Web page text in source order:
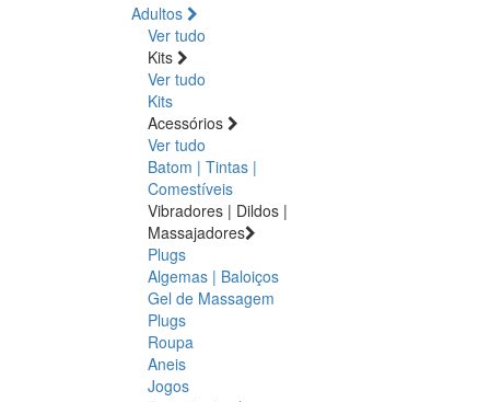
Adultos
Ver tudo
Kits
Ver tudo
Kits
Acessórios
Ver tudo
Batom | Tintas |
Comestíveis
Vibradores | Dildos |
Massajadores
Plugs
Algemas | Baloiços
Gel de Massagem
Plugs
Roupa
Aneis
Jogos